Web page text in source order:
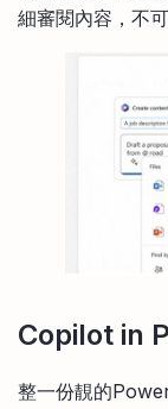
細審閱內容，不可
Copilot in
整一份靚的